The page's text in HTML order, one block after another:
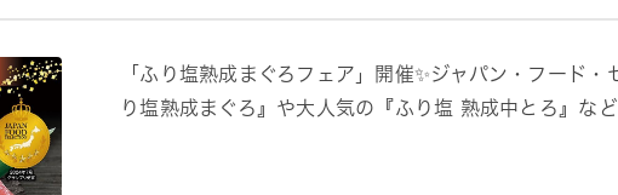
「ふり塩熟成まぐろフェア」開催✨ジャパン・フード
り塩熟成まぐろ』や大人気の『ふり塩 熟成中とろ』な